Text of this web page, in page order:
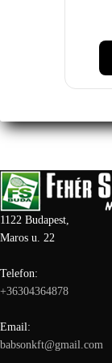
1122 Budapest,
Maros u. 22
Telefon:
+36304364878
Email:
babsonkft@gmail.com